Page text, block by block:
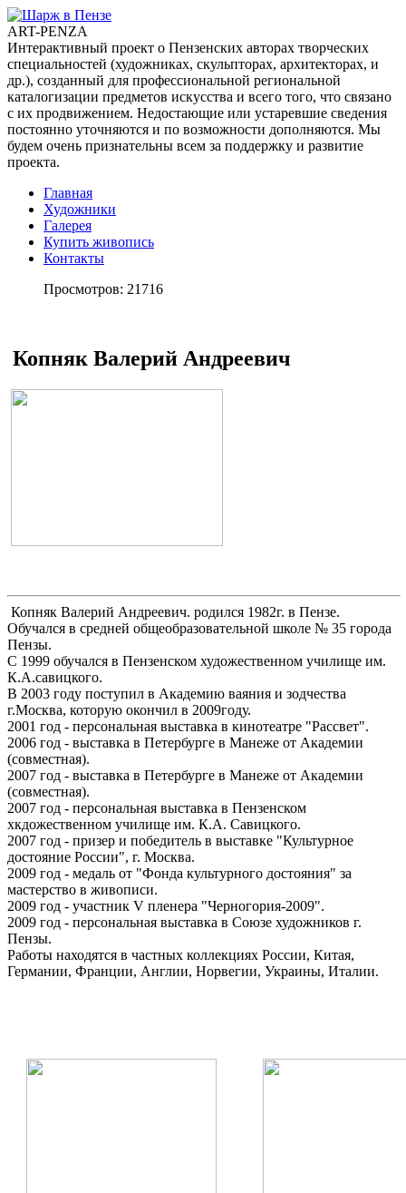
ART-PENZA
Интерактивный проект о Пензенских авторах творческих
специальностей (художниках, скульпторах, архитекторах, и
др.), созданный для профессиональной региональной
каталогизации предметов искусства и всего того, что связано
с их продвижением. Недостающие или устаревшие сведения
постоянно уточняются и по возможности дополняются. Мы
будем очень признательны всем за поддержку и развитие
проекта.
Главная
Художники
Галерея
Купить живопись
Контакты
Просмотров: 21716
Копняк Валерий Андреевич
Копняк Валерий Андреевич. родился 1982г. в Пензе.
Обучался в средней общеобразовательной школе № 35 города
Пензы.
С 1999 обучался в Пензенском художественном училище им.
К.А.савицкого.
В 2003 году поступил в Академию ваяния и зодчества
г.Москва, которую окончил в 2009году.
2001 год - персональная выставка в кинотеатре "Рассвет".
2006 год - выставка в Петербурге в Манеже от Академии
(совместная).
2007 год - выставка в Петербурге в Манеже от Академии
(совместная).
2007 год - персональная выставка в Пензенском
хкдожественном училище им. К.А. Савицкого.
2007 год - призер и победитель в выставке "Культурное
достояние России", г. Москва.
2009 год - медаль от "Фонда культурного достояния" за
мастерство в живописи.
2009 год - участник V пленера "Черногория-2009".
2009 год - персональная выставка в Союзе художников г.
Пензы.
Работы находятся в частных коллекциях России, Китая,
Германии, Франции, Англии, Норвегии, Украины, Италии.